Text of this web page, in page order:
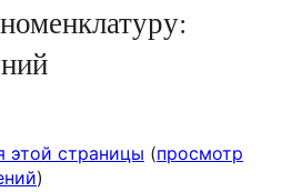
этой страницы (просмотр
)